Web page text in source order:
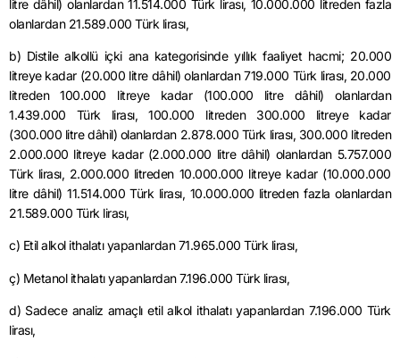
litre dâhil) olanlardan 11.514.000 Türk lirası, 10.000.000 litreden fazla
olanlardan 21.589.000 Türk lirası,
b) Distilealkollü içki ana kategorisinde yıllık faaliyet hacmi; 20.000
litreye kadar (20.000 litre dâhil) olanlardan 719.000 Türk lirası, 20.000
litreden 100.000 litreye kadar (100.000 litre dâhil) olanlardan
1.439.000 Türk lirası, 100.000 litreden 300.000 litreye kadar
(300.000 litre dâhil) olanlardan 2.878.000 Türk lirası, 300.000 litreden
2.000.000 litreye kadar (2.000.000 litre dâhil) olanlardan 5.757.000
Türk lirası, 2.000.000 litreden 10.000.000 litreye kadar (10.000.000
litre dâhil) 11.514.000 Türk lirası, 10.000.000 litreden fazla olanlardan
21.589.000 Türk lirası,
c) Etil alkol ithalatı yapanlardan 71.965.000 Türk lirası,
ç) Metanolithalatı yapanlardan 7.196.000 Türk lirası,
d) Sadece analiz amaçlı etil alkol ithalatı yapanlardan 7.196.000 Türk
lirası,